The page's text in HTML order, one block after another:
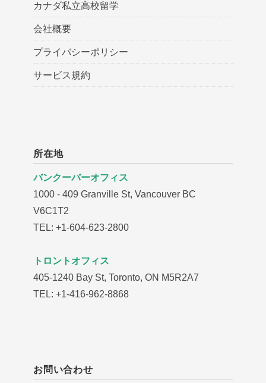
カナダ私立高校留学
会社概要
プライバシーポリシー
サービス規約
所在地
バンクーバーオフィス
1000 - 409 Granville St, Vancouver BC
V6C1T2
TEL: +1-604-623-2800
トロントオフィス
405-1240 Bay St, Toronto, ON M5R2A7
TEL: +1-416-962-8868
お問い合わせ